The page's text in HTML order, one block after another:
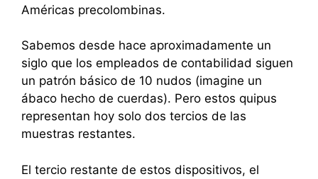
Américas precolombinas.
Sabemos desde hace aproximadamente un
siglo que los empleados de contabilidad siguen
un patrón básico de 10 nudos (imagine un
ábaco hecho de cuerdas). Pero estos quipus
representan hoy solo dos tercios de las
muestras restantes.
El tercio restante de estos dispositivos, el